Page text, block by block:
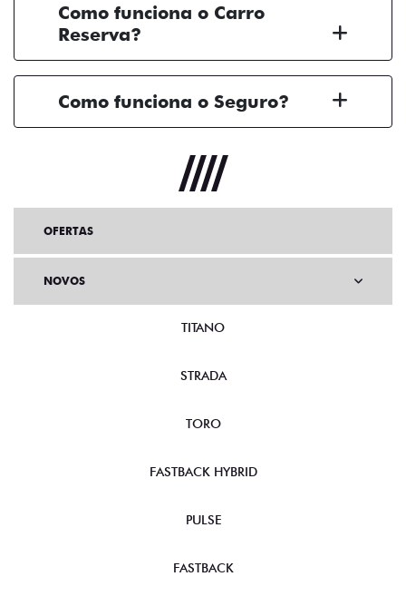
Como funciona o Carro
Reserva?
Como funciona o Seguro?
OFERTAS
NOVOS
TITANO
STRADA
TORO
FASTBACK HYBRID
PULSE
FASTBACK